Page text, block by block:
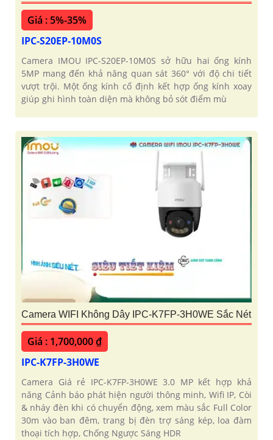
Giá : 5%-35%
IPC-S20EP-10M0S
Camera IMOU IPC-S20EP-10M0S sở hữu hai ống kính
5MP mang đến khả năng quan sát 360° với độ chi tiết
vượt trội. Một ống kính cố định kết hợp ống kính xoay
giúp ghi hình toàn diện mà không bỏ sót điểm mù
Camera WIFI Không Dây IPC-K7FP-3H0WE Sắc Nét
Giá : 1,700,000 ₫
IPC-K7FP-3H0WE
Camera Giá rẻ IPC-K7FP-3H0WE 3.0 MP kết hợp khả
năng Cảnh báo phát hiện người thông minh, Wifi IP, Còi
& nháy đèn khi có chuyển động, xem màu sắc Full Color
30m vào ban đêm, trang bị đèn trợ sáng kép, loa đàm
thoại tích hợp, Chống Ngược Sáng HDR